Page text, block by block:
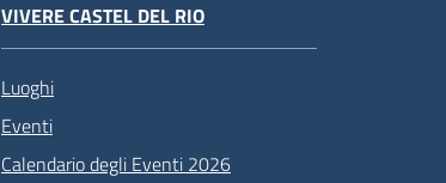
VIVERE CASTEL DEL RIO
Luoghi
Eventi
Calendario degli Eventi 2026